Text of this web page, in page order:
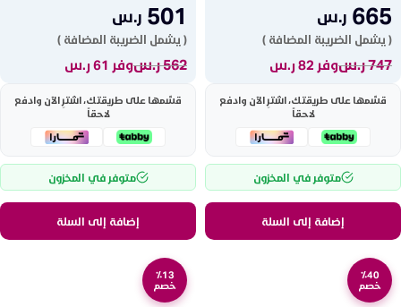
665 ر.س
( يشمل الضريبة المضافة )
747ر.سوفر 82 ر.س
قسّمها على طريقتك، اشترِ الآن وادفع
لاحقاً
متوفر في المخزون
إضافة إلى السلة
501 ر.س
( يشمل الضريبة المضافة )
562ر.سوفر 61 ر.س
قسّمها على طريقتك، اشترِ الآن وادفع
لاحقاً
متوفر في المخزون
إضافة إلى السلة
٪40
خصم
٪13
خصم